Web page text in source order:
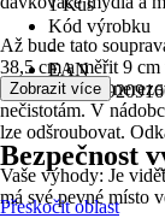
1 Kus
Kód výrobku
-
EAN
Až bude tato
38,5 cm a měřit 9
černého skla a
nečistotám. V
lze odšroubovat.
Vaše výhody: Je
má své pevné místo
Zobrazit více
Bezpečnost
Přeskočit oblast